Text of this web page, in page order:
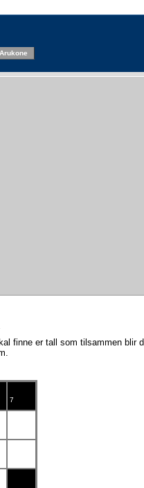
Arukone
finne er tall som tilsammen blir
7